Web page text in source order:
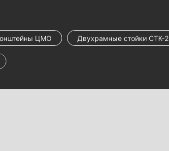
ЦМО Двухрамные стойки СТК-2